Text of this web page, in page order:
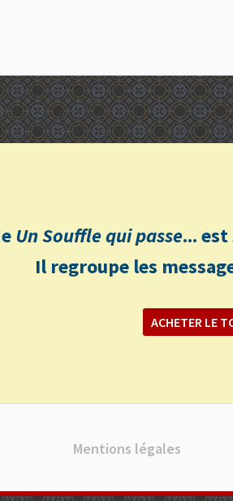
Un Souffle qui passe...
Il regroupe les
ACHETER LE
Mentions légales